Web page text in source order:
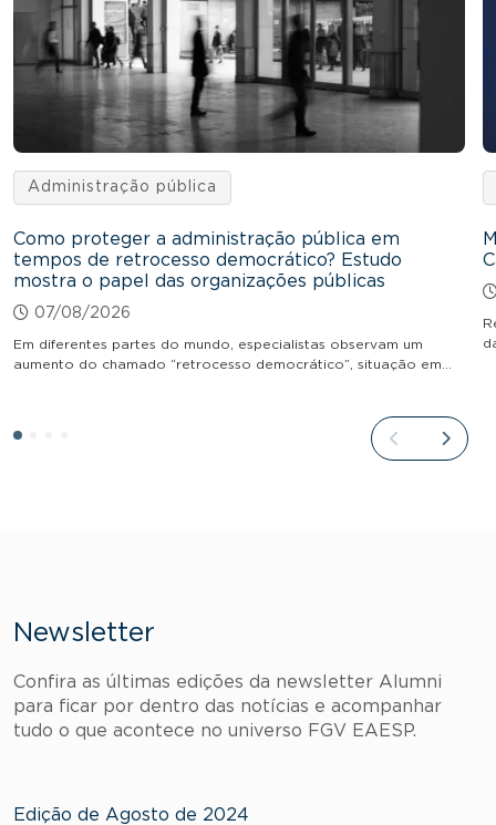
Administração pública
Como proteger a administração pública em
tempos de retrocesso democrático? Estudo
mostra o papel das organizações públicas
07/08/2026
Em diferentes partes do mundo, especialistas observam um
aumento do chamado “retrocesso democrático”, situação em…
Newsletter
Confira as últimas edições da newsletter Alumni
para ficar por dentro das notícias e acompanhar
tudo o que acontece no universo FGV EAESP.
Edição de Agosto de 2024